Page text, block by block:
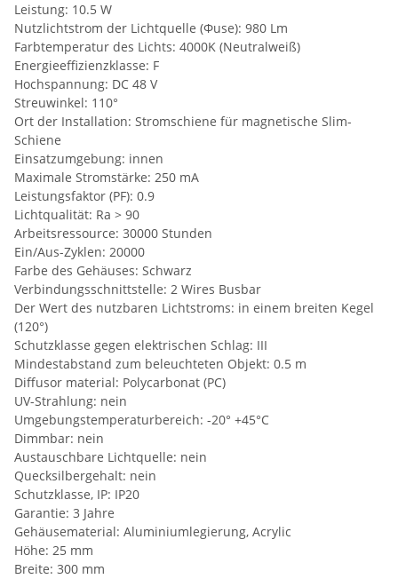
Leistung: 10.5 W
Nutzlichtstrom der Lichtquelle (Φuse): 980 Lm
Farbtemperatur des Lichts: 4000K (Neutralweiß)
Energieeffizienzklasse: F
Hochspannung: DC 48 V
Streuwinkel: 110°
Ort der Installation: Stromschiene für magnetische Slim-
Schiene
Einsatzumgebung: innen
Maximale Stromstärke: 250 mA
Leistungsfaktor (PF): 0.9
Lichtqualität: Ra > 90
Arbeitsressource: 30000 Stunden
Ein/Aus-Zyklen: 20000
Farbe des Gehäuses: Schwarz
Verbindungsschnittstelle: 2 Wires Busbar
Der Wert des nutzbaren Lichtstroms: in einem breiten Kegel
(120°)
Schutzklasse gegen elektrischen Schlag: III
Mindestabstand zum beleuchteten Objekt: 0.5 m
Diffusor material: Polycarbonat (PC)
UV-Strahlung: nein
Umgebungstemperaturbereich: -20° +45°C
Dimmbar: nein
Austauschbare Lichtquelle: nein
Quecksilbergehalt: nein
Schutzklasse, IP: IP20
Garantie: 3 Jahre
Gehäusematerial: Aluminiumlegierung, Acrylic
Höhe: 25 mm
Breite: 300 mm